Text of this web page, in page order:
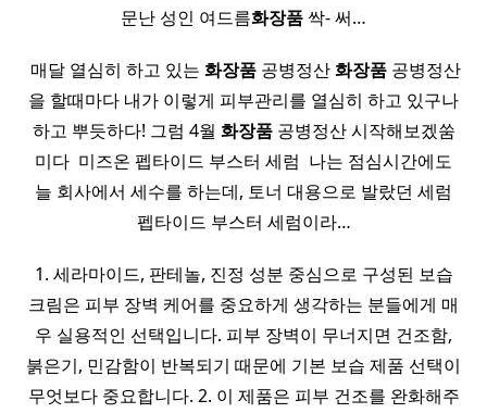
문난 성인 여드름화장품 싹- 써…
​ 매달 열심히 하고 있는 화장품 공병정산화장품 공병정산
을 할때마다 내가 이렇게 피부관리를 열심히 하고 있구나
하고 뿌듯하다! 그럼 4월 화장품공병정산 시작해보겠쑴
미다 ​ 미즈온 펩타이드 부스터 세럼 ​ 나는 점심시간에도
늘 회사에서 세수를 하는데, 토너 대용으로 발랐던 세럼
펩타이드 부스터 세럼이라…
1. 세라마이드, 판테놀, 진정 성분 중심으로 구성된 보습
크림은 피부 장벽 케어를 중요하게 생각하는 분들에게 매
우 실용적인 선택입니다. 피부 장벽이 무너지면 건조함,
붉은기, 민감함이 반복되기 때문에 기본 보습 제품 선택이
무엇보다 중요합니다. 2. 이 제품은 피부 건조를 완화해주